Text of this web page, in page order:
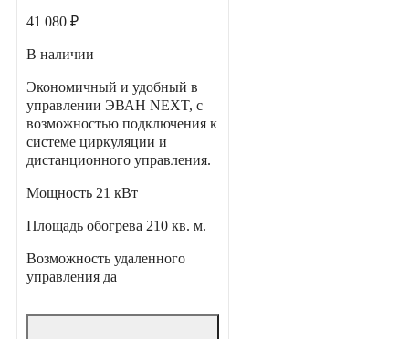
41 080 ₽
В наличии
Экономичный и удобный в
управлении ЭВАН NEXT, с
возможностью подключения к
системе циркуляции и
дистанционного управления.
Мощность 21 кВт
Площадь обогрева 210 кв. м.
Возможность удаленного
управления да